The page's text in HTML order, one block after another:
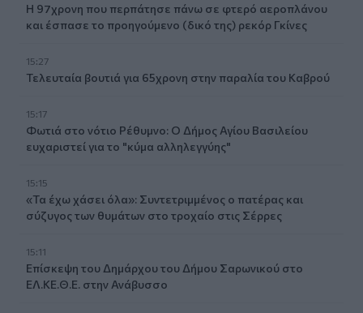
Η 97χρονη που περπάτησε πάνω σε φτερό αεροπλάνου
και έσπασε το προηγούμενο (δικό της) ρεκόρ Γκίνες
15:27
Τελευταία βουτιά για 65χρονη στην παραλία του Καβρού
15:17
Φωτιά στο νότιο Ρέθυμνο: Ο Δήμος Αγίου Βασιλείου
ευχαριστεί για το "κύμα αλληλεγγύης"
15:15
«Τα έχω χάσει όλα»: Συντετριμμένος ο πατέρας και
σύζυγος των θυμάτων στο τροχαίο στις Σέρρες
15:11
Επίσκεψη του Δημάρχου του Δήμου Σαρωνικού στο
ΕΛ.ΚΕ.Θ.Ε. στην Ανάβυσσο